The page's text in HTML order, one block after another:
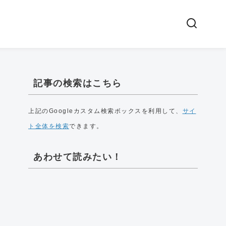
記事の検索はこちら
上記のGoogleカスタム検索ボックスを利用して、 サイ
ト全体を検索できます。
あわせて読みたい！